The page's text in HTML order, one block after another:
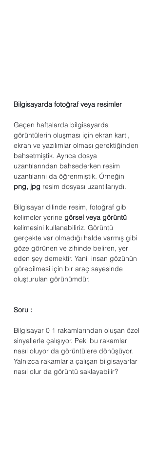
Bilgisayarda fotoğraf veya resimler
Geçen haftalarda bilgisayarda
görüntülerin oluşması için ekran kartı,
ekran ve yazılımlar olması gerektiğinden
bahsetmiştik. Ayrıca dosya
uzantılarından bahsederken resim
uzantılarını da öğrenmiştik. Örneğin
png, jpg resim dosyası uzantılarıydı.
Bilgisayar dilinde resim, fotoğraf gibi
kelimeler yerine görsel veya görüntü
kelimesini kullanabiliriz. Görüntü
gerçekte var olmadığı halde varmış gibi
göze görünen ve zihinde beliren, yer
eden şey demektir. Yani  insan gözünün
görebilmesi için bir araç sayesinde
oluşturulan görünümdür.
Soru :
Bilgisayar 0 1 rakamlarından oluşan özel
sinyallerle çalışıyor. Peki bu rakamlar
nasıl oluyor da görüntülere dönüşüyor.
Yalnızca rakamlarla çalışan bilgisayarlar
nasıl olur da görüntü saklayabilir?